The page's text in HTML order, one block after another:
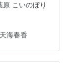
こいのぼり
天海春香